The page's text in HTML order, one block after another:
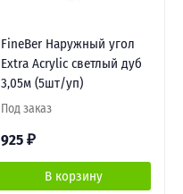
FineBer Наружный угол
Extra Acrylic светлый дуб
3,05м (5шт/уп)
Под заказ
925 ₽
В корзину